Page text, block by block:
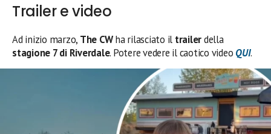
Trailer e video
Ad inizio marzo, The CWha rilasciato il trailerdella
stagione 7 di Riverdale. Potere vedere il caotico video QUI.